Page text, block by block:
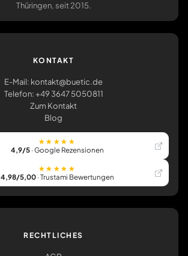
Thüringen, seit 2015.
KONTAKT
E-Mail: kontakt@buetic.de
Telefon: +49 3647 5050811
Zum Kontakt
Blog
★★★★★
4,9/5· Google Rezensionen
★★★★★
4,98/5,00· Trustami Bewertungen
RECHTLICHES